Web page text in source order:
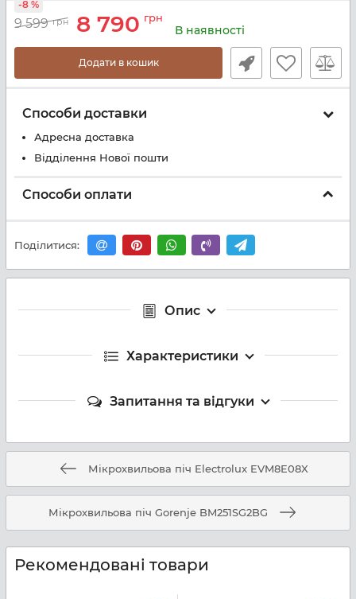
9 599 грн 8 790 грн
-8 %
В наявності
Додати в кошик
Способи доставки
Адресна доставка
Відділення Нової пошти
Способи оплати
Поділитися:
Опис
Характеристики
Запитання та відгуки
Мікрохвильова піч Electrolux EVM8E08X
Мікрохвильова піч Gorenje BM251SG2BG
Рекомендовані товари